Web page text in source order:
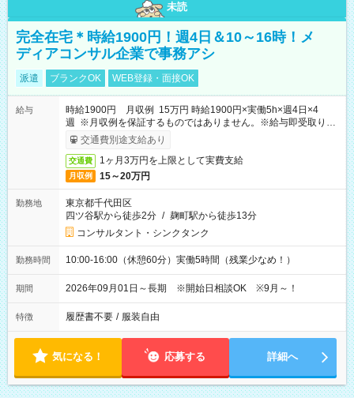
未読
完全在宅＊時給1900円！週4日＆10～16時！メ
ディアコンサル企業で事務アシ
派遣 ブランクOK WEB登録・面接OK
給与
時給1900円 月収例 15万円 時給1900円×実働5h×週4日×4
週 ※月収例を保証するものではありません。※給与即受取りサ
ービス利用可（利用条件有）
交通費別途支給あり
交通費 1ヶ月3万円を上限として実費支給
月収例 15～20万円
勤務地
東京都千代田区
四ツ谷駅から徒歩2分 / 麹町駅から徒歩13分
コンサルタント・シンクタンク
勤務時間 10:00-16:00（休憩60分）実働5時間（残業少なめ！）
期間 2026年09月01日～長期 ※開始日相談OK ※9月～！
特徴 履歴書不要 / 服装自由
気になる！ 応募する 詳細へ